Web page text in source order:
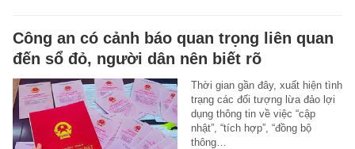
Công an có cảnh báo quan trọng liên quan
đến sổ đỏ, người dân nên biết rõ
Thời gian gần đây, xuất hiện tình
trạng các đối tượng lừa đảo lợi
dụng thông tin về việc “cập
nhật”, “tích hợp”, “đồng bộ
thông…